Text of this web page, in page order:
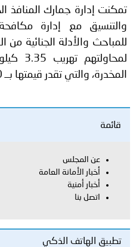
تمكنت إدارة جمارك المنافذ
والتنسيق مع إدارة مكافحة
للمباحث والأدلة الجنائية
المخدرة، والتي تقدر قيمتها بــ 16750 دينار.
قائمة
عن المجلس
أخبار الأمانة العامة
أخبار أمنية
اتصل بنا
تطبيق الهاتف الذكي